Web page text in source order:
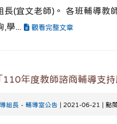
長(宜文老師)。 各班輔導教
,學...
觀看完整文章
110年度教師諮商輔導支持
組長 -輔導室公告 | 2021-06-21 | 點